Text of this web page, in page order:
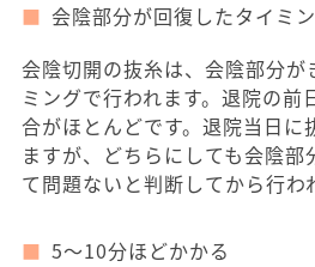
会陰部分が回復したタイミ
会陰切開の抜糸は、会陰部分が
ミングで行われます。退院の前
合がほとんどです。退院当日に
ますが、どちらにしても会陰
て問題ないと判断してから行わ
5～10分ほどかかる